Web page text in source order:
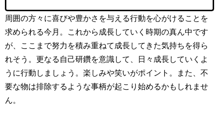
周囲の方々に喜びや豊かさを与える行動を心がけることを
求められる今月。これから成長していく時期の真ん中です
が、ここまで努力を積み重ねて成長してきた気持ちを得ら
れそう。更なる自己研鑽を意識して、日々成長していくよ
うに行動しましょう。楽しみや笑いがポイント。また、不
要な物は排除するような事柄が起こり始めるかもしれませ
ん。